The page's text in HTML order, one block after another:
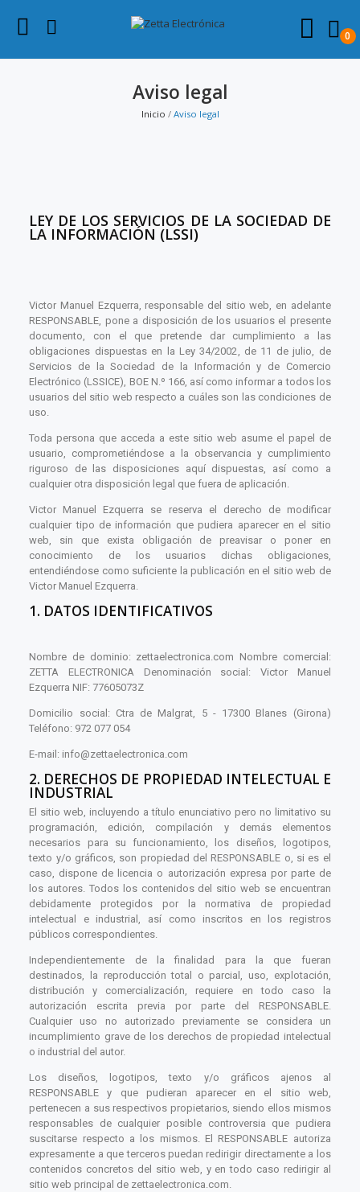
0
Aviso legal
Inicio Aviso legal
LEY DE LOS SERVICIOS DE LA SOCIEDAD DE
LA INFORMACIÓN (LSSI)
Victor Manuel Ezquerra, responsable del sitio web, en adelante
RESPONSABLE, pone a disposición de los usuarios el presente
documento, con el que pretende dar cumplimiento a las
obligaciones dispuestas en la Ley 34/2002, de 11 de julio, de
Servicios de la Sociedad de la Información y de Comercio
Electrónico (LSSICE), BOE N.º 166, así como informar a todos los
usuarios del sitio web respecto a cuáles son las condiciones de
uso.
Toda persona que acceda a este sitio web asume el papel de
usuario, comprometiéndose a la observancia y cumplimiento
riguroso de las disposiciones aquí dispuestas, así como a
cualquier otra disposición legal que fuera de aplicación.
Victor Manuel Ezquerra se reserva el derecho de modificar
cualquier tipo de información que pudiera aparecer en el sitio
web, sin que exista obligación de preavisar o poner en
conocimiento de los usuarios dichas obligaciones,
entendiéndose como suficiente la publicación en el sitio web de
Victor Manuel Ezquerra.
1. DATOS IDENTIFICATIVOS
Nombre de dominio: zettaelectronica.com Nombre comercial:
ZETTA ELECTRONICA Denominación social: Victor Manuel
Ezquerra NIF: 77605073Z
Domicilio social: Ctra de Malgrat, 5 - 17300 Blanes (Girona)
Teléfono: 972 077 054
E-mail: info@zettaelectronica.com
2. DERECHOS DE PROPIEDAD INTELECTUAL E
INDUSTRIAL
El sitio web, incluyendo a título enunciativo pero no limitativo su
programación, edición, compilación y demás elementos
necesarios para su funcionamiento, los diseños, logotipos,
texto y/o gráficos, son propiedad del RESPONSABLE o, si es el
caso, dispone de licencia o autorización expresa por parte de
los autores. Todos los contenidos del sitio web se encuentran
debidamente protegidos por la normativa de propiedad
intelectual e industrial, así como inscritos en los registros
públicos correspondientes.
Independientemente de la finalidad para la que fueran
destinados, la reproducción total o parcial, uso, explotación,
distribución y comercialización, requiere en todo caso la
autorización escrita previa por parte del RESPONSABLE.
Cualquier uso no autorizado previamente se considera un
incumplimiento grave de los derechos de propiedad intelectual
o industrial del autor.
Los diseños, logotipos, texto y/o gráficos ajenos al
RESPONSABLE y que pudieran aparecer en el sitio web,
pertenecen a sus respectivos propietarios, siendo ellos mismos
responsables de cualquier posible controversia que pudiera
suscitarse respecto a los mismos. El RESPONSABLE autoriza
expresamente a que terceros puedan redirigir directamente a los
contenidos concretos del sitio web, y en todo caso redirigir al
sitio web principal de zettaelectronica.com.